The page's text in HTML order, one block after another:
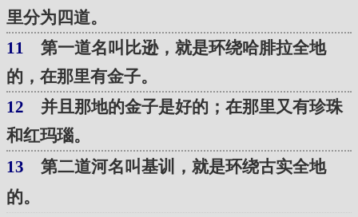
里分为四道。
11 第一道名叫比逊，就是环绕哈腓拉全地
的，在那里有金子。
12 并且那地的金子是好的；在那里又有珍珠
和红玛瑙。
13 第二道河名叫基训，就是环绕古实全地
的。